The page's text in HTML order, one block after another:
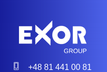
+48 81 441 00 81